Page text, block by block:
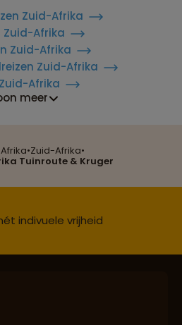
Afrika•Zuid-Afrika•
Tuinroute & Kruger
Zuid-Afrika
Zuid-Afrika
Zuid-Afrika
Zuid-Afrika
Afrika
meer
mens, cultuur en milieu
indivuele vrijheid
reisadvies
reisroutes